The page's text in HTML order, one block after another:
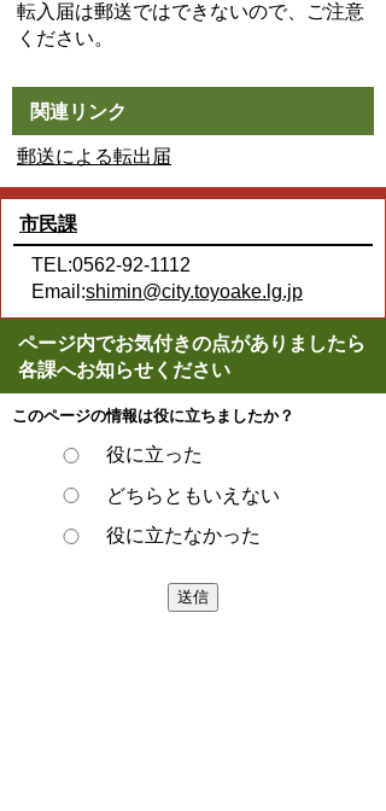
転入届は郵送ではできないので、ご注意
ください。
関連リンク
郵送による転出届
市民課
TEL:0562-92-1112
Email:shimin@city.toyoake.lg.jp
ページ内でお気付きの点がありましたら
各課へお知らせください
このページの情報は役に立ちましたか？
役に立った
どちらともいえない
役に立たなかった